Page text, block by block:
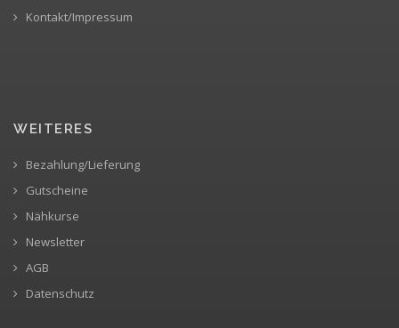
Kontakt/Impressum
WEITERES
Bezahlung/Lieferung
Gutscheine
Nähkurse
Newsletter
AGB
Datenschutz